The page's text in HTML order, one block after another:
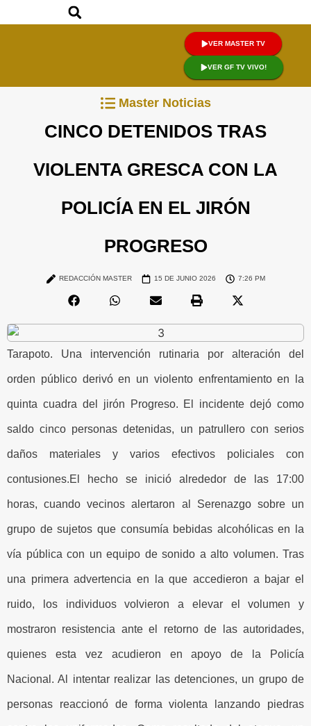
VER MASTER TV
VER GF TV VIVO!
Master Noticias
CINCO DETENIDOS TRAS
VIOLENTA GRESCA CON LA
POLICÍA EN EL JIRÓN
PROGRESO
REDACCIÓN MASTER 15 DE JUNIO 2026 7:26 PM
Tarapoto. Una intervención rutinaria por alteración del
orden público derivó en un violento enfrentamiento en la
quinta cuadra del jirón Progreso. El incidente dejó como
saldo cinco personas detenidas, un patrullero con serios
daños materiales y varios efectivos policiales con
contusiones.El hecho se inició alrededor de las 17:00
horas, cuando vecinos alertaron al Serenazgo sobre un
grupo de sujetos que consumía bebidas alcohólicas en la
vía pública con un equipo de sonido a alto volumen. Tras
una primera advertencia en la que accedieron a bajar el
ruido, los individuos volvieron a elevar el volumen y
mostraron resistencia ante el retorno de las autoridades,
quienes esta vez acudieron en apoyo de la Policía
Nacional. Al intentar realizar las detenciones, un grupo de
personas reaccionó de forma violenta lanzando piedras